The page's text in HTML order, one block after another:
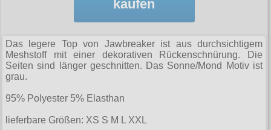
Männerhosen
Männermäntel
Männershirts kurzam
Männershirts langarm
Mittelalter
Ohrhänger
Geldbörsen
Halsbänder
Handschuhe
Brandit
Burleska
Collectif
M
XL
XXL
XXXXL
Festivals
M’era Luna Festival
Kleidung
Bademoden
--------------
gesamt: 0.00 €
kaufen
Das legere Top von Jawbreaker ist aus durchsichtigem
Meshstoff mit einer dekorativen Rückenschnürung. Die
Seiten sind länger geschnitten. Das Sonne/Mond Motiv ist
grau.
95% Polyester 5% Elasthan
lieferbare Größen: XS S M L XXL